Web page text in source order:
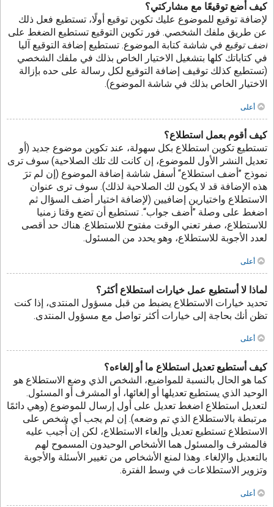
كيف أضع توقيعًا مع مشاركتي؟
لإضافة توقيع للموضوع عليك تكوين توقيع أولًا، تستطيع فعل ذلك
عن طريق ملفك الشخصي. فور تكوين التوقيع تستطيع الضغط على
أضف توقيع في شاشة كتابة الموضوع. تستطيع إضافة التوقيع آليا
في كتاباتك كلها بتشغيل الاختيار الخاص بذلك في ملفك الشخصي
(تستطيع كذلك توقيف إضافة التوقيع لكل رسالة على حده بإزالة
الاختيار الخاص بذلك في شاشة الموضوع).
أعلى
كيف أقوم بعمل استطلاع؟
تستطيع تكوين استطلاع بكل سهولة، عند تكوين موضوع جديد (أو
تعديل النشر الأول للموضوع، إن كانت لك تلك الصلاحية) سوف ترى
نموذج ”أضف استطلاع“ أسفل شاشة إضافة الموضوع (إن لم ترَ
هذه الإضافة قد لا يكون لك الصلاحية لذلك). سوف ترى عنوان
الاستطلاع واختيارين إضافيين (لإضافة اختيار أضف السؤال ثم
اضغط على وصلة ”أضف جواب“. تستطيع أن تضع وقتا زمنيا
للاستطلاع، صفر تعني الوقت مفتوح للاستطلاع. هناك حد أقصى
لعدد الأجوبة للاستطلاع، وهو يحدد من المسئول.
أعلى
لماذا لا أستطيع عمل خيارات استطلاع أكثر؟
تحديد خيارات الاستطلاع يضبط من قبل مسؤول المنتدى، إذا كنت
تظن أنك بحاجة إلى خيارات أكثر تواصل مع مسؤول المنتدى.
أعلى
كيف أستطيع تعديل استطلاع ما أو إلغاءه؟
كما هو الحال بالنسبة للمواضيع، الشخص الذي وضع الاستطلاع هو
الوحيد الذي يستطيع تعديلها أو إلغائها، أو المشرف أو المسئول.
لتعديل استطلاع اضغط تعديل على أول إرسال للموضوع (وهي دائمًا
مرتبطة بالاستطلاع الذي تم وضعه). إن لم يجب أي شخص على
الاستطلاع تستطيع تعديل وإلغاء الاستطلاع، لكن إن أُجيب عليه
فالمشرف والمسئول هما الأشخاص الوحيدون المسموح لهم
بالتعديل والإلغاء. وهذا لمنع الأشخاص من تغيير الأسئلة والأجوبة
وتزوير الاستطلاعات في وسط الفترة.
أعلى